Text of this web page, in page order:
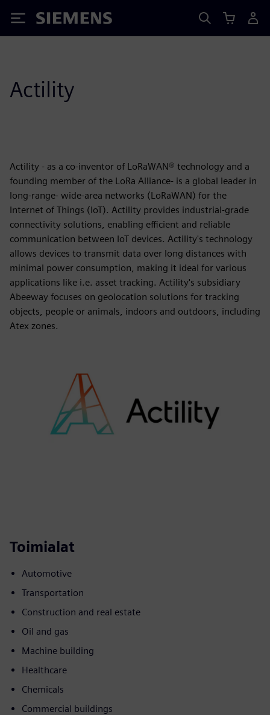
Siemens
Actility
Actility - as a co-inventor of LoRaWAN® technology and a
founding member of the LoRa Alliance- is a global leader in
long-range- wide-area networks (LoRaWAN) for the
Internet of Things (IoT). Actility provides industrial-grade
connectivity solutions, enabling efficient and reliable
communication between IoT devices. Actility's technology
allows devices to transmit data over long distances with
minimal power consumption, making it ideal for various
applications like i.e. asset tracking. Actility's subsidiary
Abeeway focuses on geolocation solutions for tracking
objects, people or animals, indoors and outdoors, including
Atex zones.
Toimialat
Automotive
Transportation
Construction and real estate
Oil and gas
Machine building
Healthcare
Chemicals
Commercial buildings